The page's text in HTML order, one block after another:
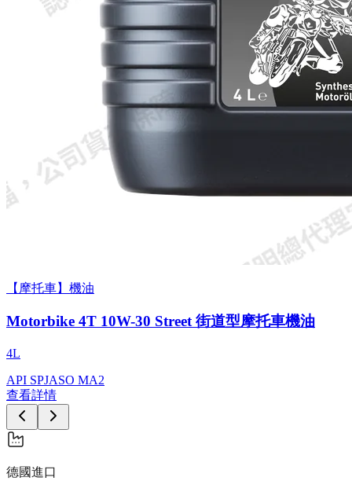
【摩托車】機油
Motorbike 4T 10W-30 Street 街道型摩托車機油
4L
API SPJASO MA2
查看詳情
德國進口